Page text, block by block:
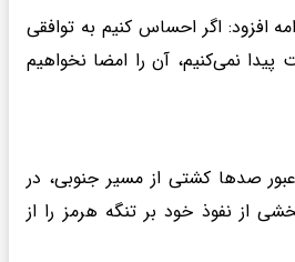
افزود: اگر احساس کنیم به توافقی
نمی‌کنیم، آن را امضا نخواهیم
صدها کشتی از مسیر جنوبی، در
از نفوذ خود بر تنگه هرمز را از